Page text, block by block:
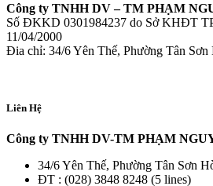
Công ty TNHH DV – TM PHẠM
Số ĐKKD 0301984237 do Sở KHĐT
11/04/2000
Đia chỉ: 34/6 Yên Thế, Phường Tân Sơn
Liên Hệ
Công ty TNHH DV-TM PHẠM
34/6 Yên Thế, Phường Tân Sơn
ĐT : (028) 3848 8248 (5 lines)